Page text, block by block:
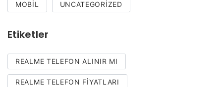
MOBIL UNCATEGORIZED
Etiketler
REALME TELEFON ALINIR MI
REALME TELEFON FIYATLARI